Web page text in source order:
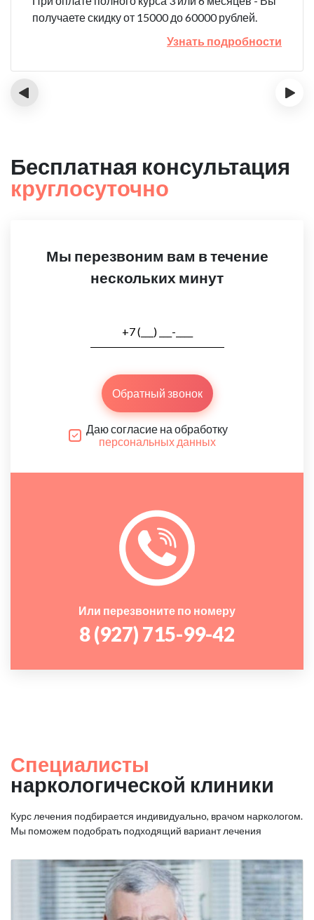
получаете скидку от 15000 до 60000 рублей.
Узнать подробности
‹ ›
Бесплатная консультация
круглосуточно
Мы перезвоним вам в течение
нескольких минут
Обратный звонок
Даю согласие на обработку
персональных данных
Или перезвоните по номеру
8 (927) 715-99-42
Специалисты
наркологической клиники
Курс лечения подбирается индивидуально, врачом наркологом.
Мы поможем подобрать подходящий вариант лечения